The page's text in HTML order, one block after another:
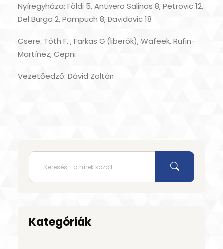
Nyíregyháza: Földi 5, Antivero Salinas 8, Petrovic 12,
Del Burgo 2, Pampuch 8, Davidovic 18
Csere: Tóth F. , Farkas G.(liberók), Wafeek, Rufin-
Martínez, Cepni
Vezetőedző: Dávid Zoltán
Kategóriák